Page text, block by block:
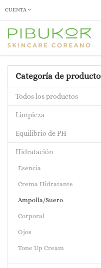
CUENTA
Categoría de producto
Todos los productos
Limpieza
Equilibrio de PH
Hidratación
Esencia
Crema Hidratante
Ampolla/Suero
Corporal
Ojos
Tone Up Cream